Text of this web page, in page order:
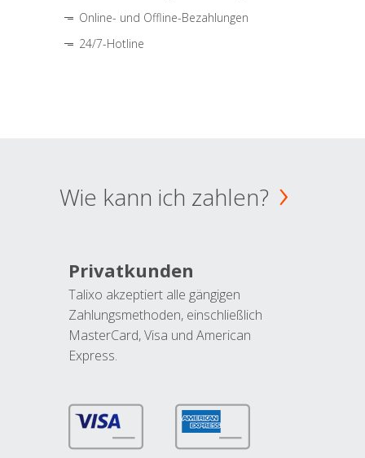
Online- und Offline-Bezahlungen
24/7-Hotline
Wie kann ich zahlen?
Privatkunden
Talixo akzeptiert alle gängigen
Zahlungsmethoden, einschließlich
MasterCard, Visa und American
Express.